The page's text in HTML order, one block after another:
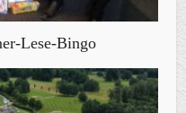
Lese-Bingo